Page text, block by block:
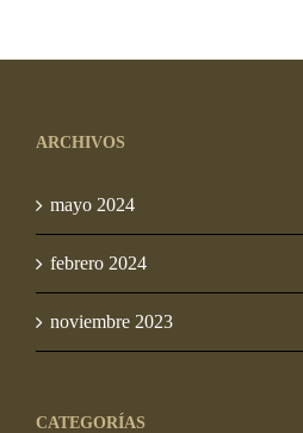
ARCHIVOS
mayo 2024
febrero 2024
noviembre 2023
CATEGORÍAS